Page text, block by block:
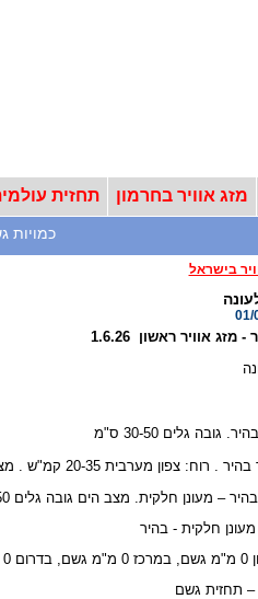
מזג אוויר בחרמון תחזית
כמויות
בישראל
01/
אוויר ראשון 1.6.26
גובה גלים 30-50 ס"מ
20-35 קמ"ש . מצב הים גובה גלים 20-40 ס"מ , הים 23 מעלות.
– מעונן חלקית. מצב הים גובה גלים 30-50 ס"מ.
מעונן חלקית - בהיר
גשם
– תחזית גשם